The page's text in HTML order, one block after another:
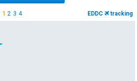
12 3 4 EDDC tracking